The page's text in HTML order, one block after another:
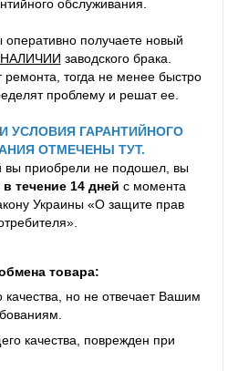
обслуживания.
получаете новый
заводского брака.
ремонта, тогда не менее быстро
проблему и решат ее.
УСЛОВИЯ ГАРАНТИЙНОГО
ОТМЕЧЕНЫ ТУТ.
вы приобрели не подошел, вы
в течение 14 дней с момента
Украины «О защите прав
товара:
но не отвечает Вашим
качества, поврежден при